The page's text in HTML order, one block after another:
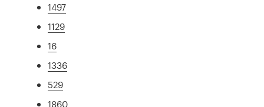
1497
1129
16
1336
529
1860